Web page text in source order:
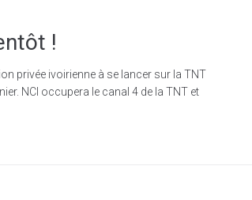
!
privée ivoirienne à se lancer sur la TNT
NCI occupera le canal 4 de la TNT et